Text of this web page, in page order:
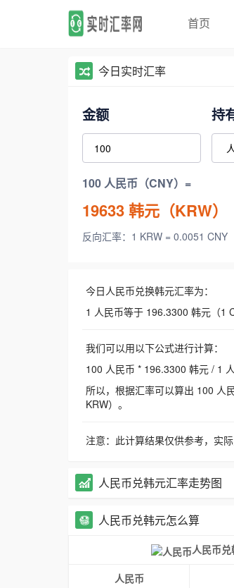
首页
今日实时汇率
金额 持
100 人民币（CNY）=
19633韩元（KRW）
反向汇率：1 KRW = 0.0051 CNY
今日人民币兑换韩元汇率为：
1 人民币等于 196.3300 韩元（1
我们可以用以下公式进行计算：
100 人民币 * 196.3300 韩元 / 1
所以，根据汇率可以算出 100 人
KRW）。
注意：此计算结果仅供参考，实
人民币兑韩元汇率走势图
人民币兑韩元怎么算
人民币兑
人民币